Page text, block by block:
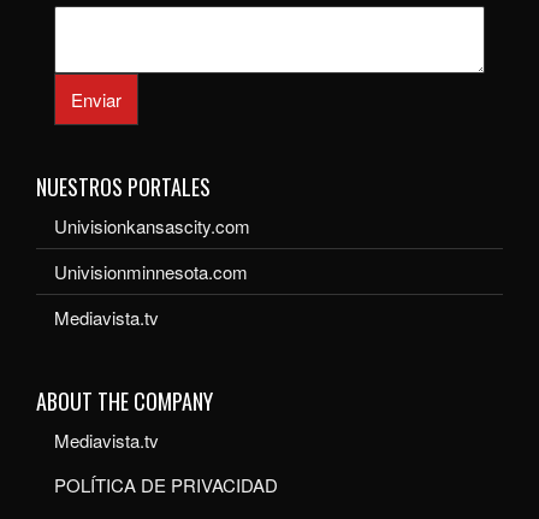
Enviar
NUESTROS PORTALES
Univisionkansascity.com
Univisionminnesota.com
Mediavista.tv
ABOUT THE COMPANY
Mediavista.tv
POLÍTICA DE PRIVACIDAD